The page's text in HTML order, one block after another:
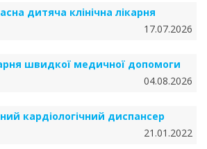
дитяча клінічна лікарня
17.07.2026
швидкої медичної допомоги
04.08.2026
кардіологічний диспансер
21.01.2022